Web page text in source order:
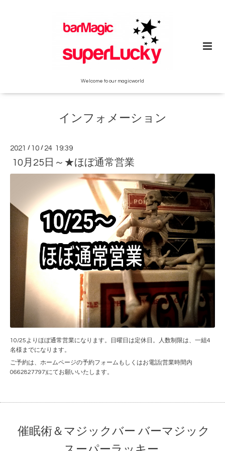
Welcome to our magicworld
インフォメーション
2021 / 10 / 24 19:39
10月25日～★ほぼ通常営業
10/25よりほぼ通常営業になります。日曜日は定休日。人数制限は、一組4
名様までになります。
ご予約は、ホームページの予約フォームもしくはお電話(営業時間内
0662827797)にてお願いいたします。
催眠術＆マジックバー バーマジック